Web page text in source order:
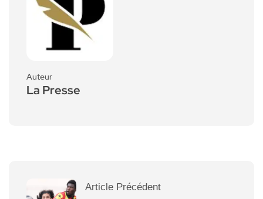
Auteur
La Presse
Article Précédent